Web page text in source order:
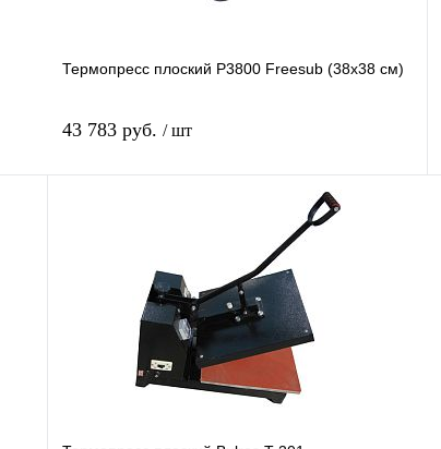
Термопресс плоский P3800 Freesub (38х38 см)
43 783 руб. / шт
Подписаться
Купить в 1 клик Сравнение
В избранное Недоступно